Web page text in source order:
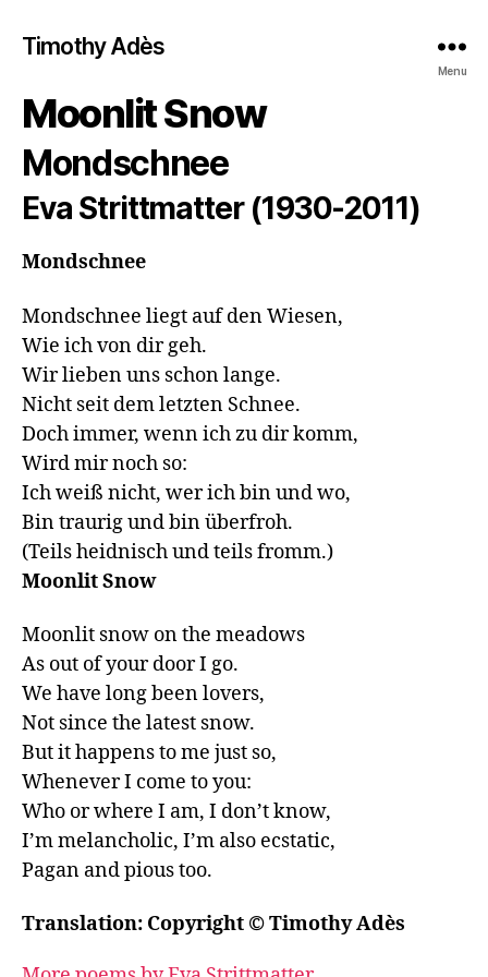
Timothy Adès
Menu
Moonlit Snow
Mondschnee
Eva Strittmatter (1930-2011)
Mondschnee
Mondschnee liegt auf den Wiesen,
Wie ich von dir geh.
Wir lieben uns schon lange.
Nicht seit dem letzten Schnee.
Doch immer, wenn ich zu dir komm,
Wird mir noch so:
Ich weiß nicht, wer ich bin und wo,
Bin traurig und bin überfroh.
(Teils heidnisch und teils fromm.)
Moonlit Snow
Moonlit snow on the meadows
As out of your door I go.
We have long been lovers,
Not since the latest snow.
But it happens to me just so,
Whenever I come to you:
Who or where I am, I don’t know,
I’m melancholic, I’m also ecstatic,
Pagan and pious too.
Translation: Copyright © Timothy Adès